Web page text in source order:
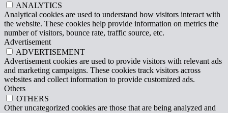
ANALYTICS
Analytical cookies are used to understand how visitors interact with
the website. These cookies help provide information on metrics the
number of visitors, bounce rate, traffic source, etc.
Advertisement
ADVERTISEMENT
Advertisement cookies are used to provide visitors with relevant ads
and marketing campaigns. These cookies track visitors across
websites and collect information to provide customized ads.
Others
OTHERS
Other uncategorized cookies are those that are being analyzed and